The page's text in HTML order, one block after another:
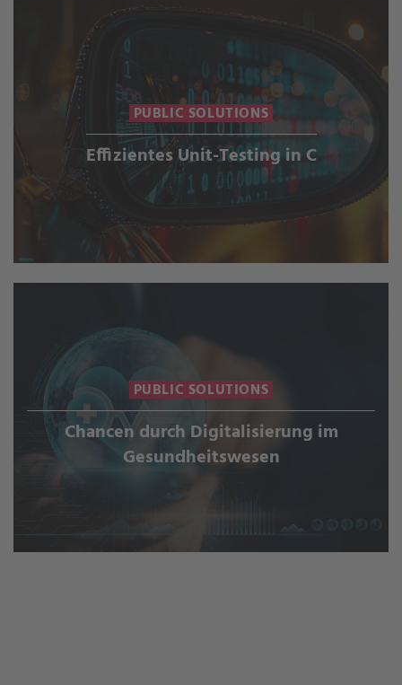
PUBLIC SOLUTIONS
Effizientes Unit-Testing in C
PUBLIC SOLUTIONS
Chancen durch Digitalisierung im
Gesundheitswesen